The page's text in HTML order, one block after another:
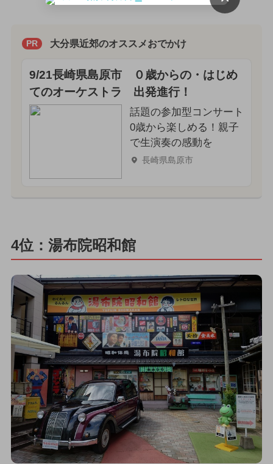
PR 大分県近郊のオススメおでかけ
9/21長崎県島原市 ０歳からの・はじめ
てのオーケストラ 出発進行！
話題の参加型コンサート
0歳から楽しめる！親子
で生演奏の感動を
長崎県島原市
4位：湯布院昭和館